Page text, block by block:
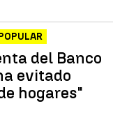
del Banco
evitado
hogares"